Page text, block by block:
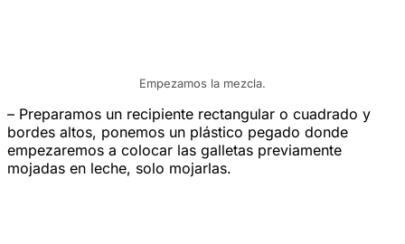
Empezamos la mezcla.
– Preparamos un recipiente rectangular o cuadrado y
bordes altos, ponemos un plástico pegado donde
empezaremos a colocar las galletas previamente
mojadas en leche, solo mojarlas.